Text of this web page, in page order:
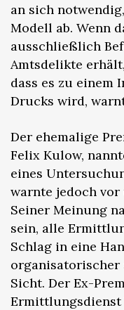
an sich
Modell ab. Wenn
ausschließlich
Amtsdelikte
dass es zu
Drucks wird,
Der ehemalige
Felix Kulow,
eines
warnte jedoch
Seiner Meinung
sein, alle
Schlag in eine
organisatorischer
Sicht. Der Ex-
Ermittlungsdienst